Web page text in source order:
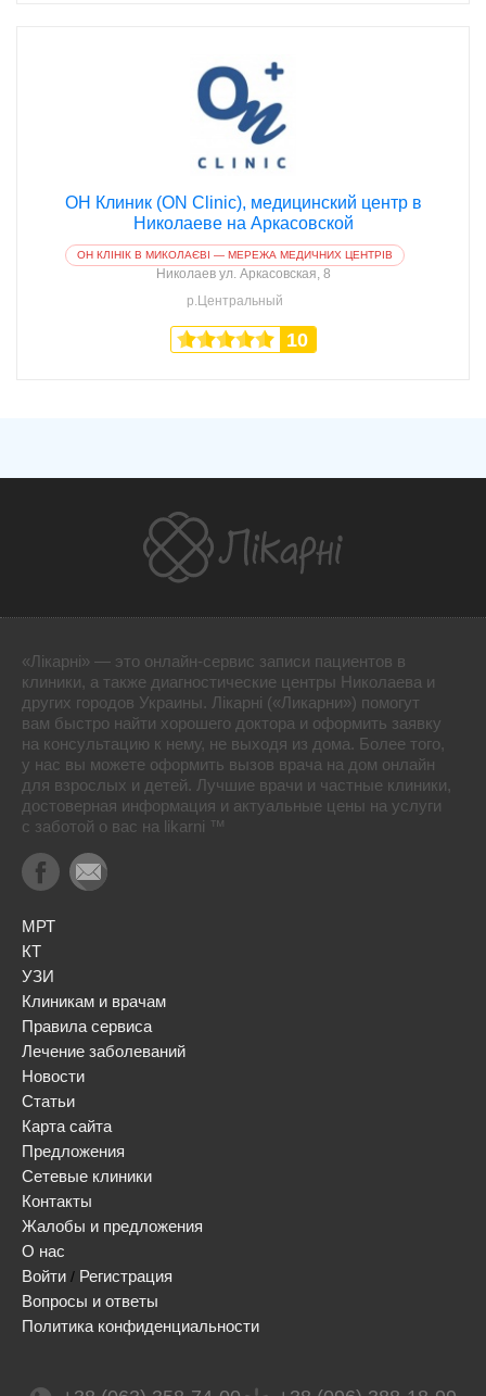
ОН Клиник (ON Clinic), медицинский центр в
Николаеве на Аркасовской
ОН КЛІНІК В МИКОЛАЄВІ — МЕРЕЖА МЕДИЧНИХ ЦЕНТРІВ
Николаев ул. Аркасовская, 8
р.Центральный
10
«Лікарні» — это онлайн-сервис записи пациентов в
клиники, а также диагностические центры Николаева и
других городов Украины. Лікарні («Ликарни») помогут
вам быстро найти хорошего доктора и оформить заявку
на консультацию к нему, не выходя из дома. Более того,
у нас вы можете оформить вызов врача на дом онлайн
для взрослых и детей. Лучшие врачи и частные клиники,
достоверная информация и актуальные цены на услуги
с заботой о вас на likarni ™
МРТ
КТ
УЗИ
Клиникам и врачам
Правила сервиса
Лечение заболеваний
Новости
Статьи
Карта сайта
Предложения
Сетевые клиники
Контакты
Жалобы и предложения
О нас
Войти / Регистрация
Вопросы и ответы
Политика конфиденциальности